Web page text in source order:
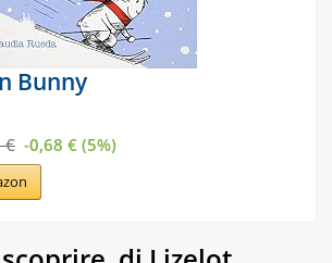
Bunny
€ -0,68 € (5%)